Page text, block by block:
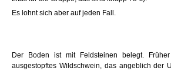
Es lohnt sich aber auf jeden Fall.
Der Boden ist mit Feldsteinen belegt.
ausgestopftes Wildschwein, das angeblich der